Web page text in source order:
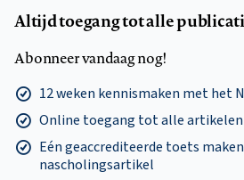
Altijd toegang tot alle
Abonneer vandaag nog!
12 weken kennismaken met het
Online toegang tot alle artikelen
Eén geaccrediteerde toets
nascholingsartikel